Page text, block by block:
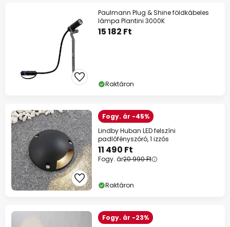
Paulmann Plug & Shine földkábeles
lámpa Plantini 3000K
15 182 Ft
Raktáron
Fogy. ár -45%
Lindby Huban LED felszíni
padlófényszóró, 1 izzós
11 490 Ft
Fogy. ár20 990 Ft
Raktáron
Fogy. ár -23%